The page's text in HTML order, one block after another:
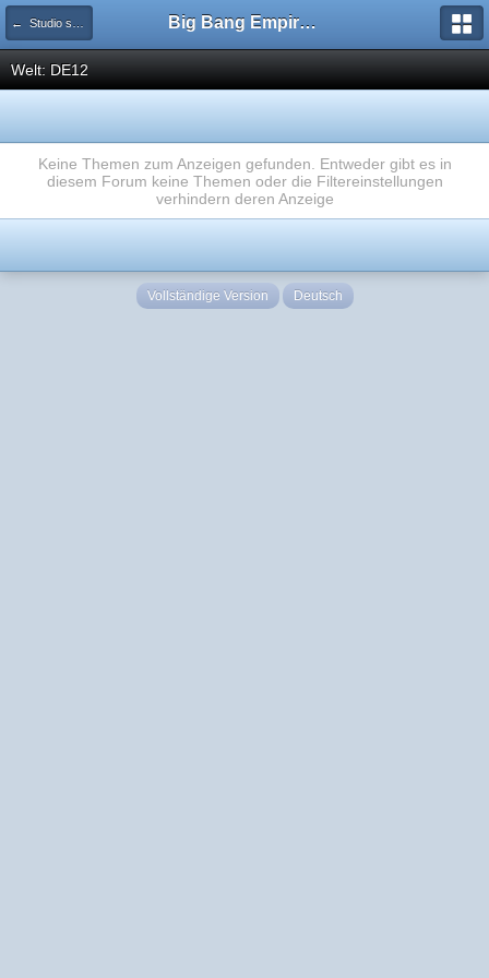
← Studio sucht Stars Big Bang Empire - Forum
Welt: DE12
Keine Themen zum Anzeigen gefunden. Entweder gibt es in
diesem Forum keine Themen oder die Filtereinstellungen
verhindern deren Anzeige
Vollständige Version Deutsch